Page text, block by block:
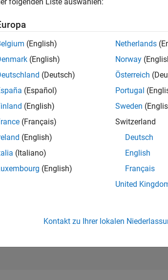
(English)
(English)
(Deutsch)
(Español)
(English)
(Français)
(English)
(Italiano)
(English)
Netherlands
Norway
Österreich
Portugal
Sweden
Switzerland
Deutsch
English
Français
United
Kontakt zu Ihrer lokalen